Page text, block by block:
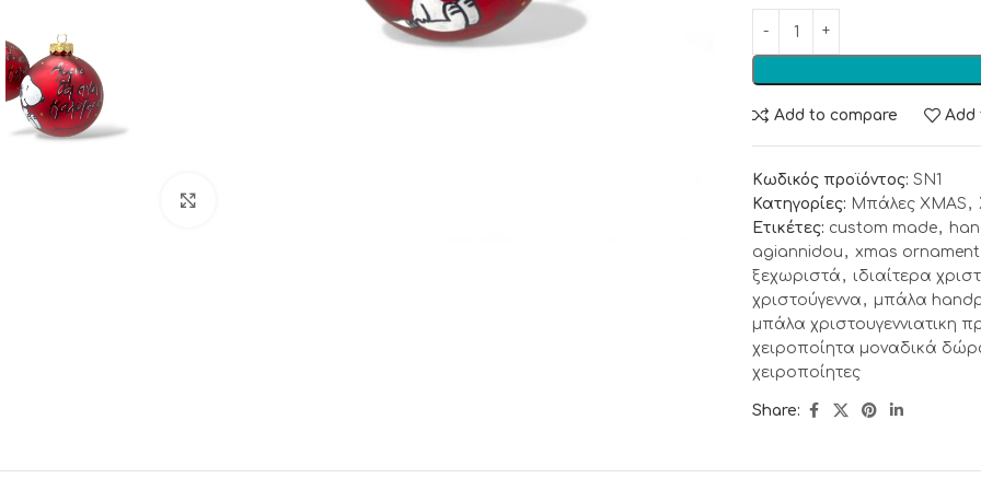
Add to compare Add
Κωδικός προϊόντος: SN1
Κατηγορίες: Μπάλες XMAS ,
Ετικέτες: custom made,
agiannidou , xmas ornament
ξεχωριστά , ιδιαίτερα
χριστούγεννα , μπάλα
μπάλα χριστουγεννιατικη
χειροποίητα μοναδικά
χειροποίητες
Share: